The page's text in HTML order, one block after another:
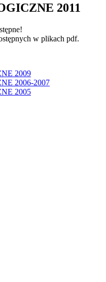
2011
w plikach pdf.
2009
2006-2007
2005